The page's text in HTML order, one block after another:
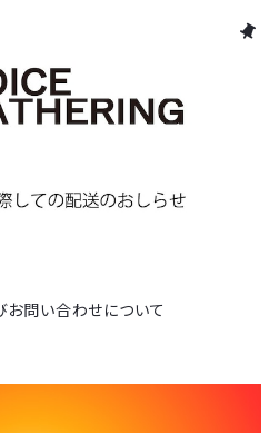
問い合わせについて